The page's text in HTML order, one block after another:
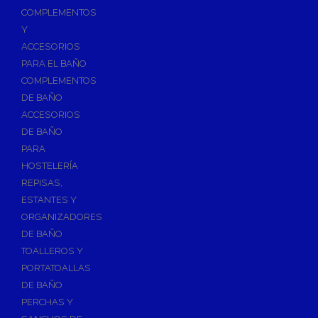
Válvulas para Calefacción
Válv. Mezcladora Termostática
Válvulas Motorizadas
Válvulas de Seguridad
Colectores de Calefacción
Bombas de Calor
Bombas de calor para ACS
Cocinas
Extractores de Cocina
Fregaderos
Grifería de Fregadero
Recambios de fregadero
Contra Incendios
COMPLEMENTOS
Y
ACCESORIOS
PARA EL BAÑO
COMPLEMENTOS
DE BAÑO
ACCESORIOS
DE BAÑO
PARA
HOSTELERÍA
REPISAS,
ESTANTES Y
ORGANIZADORES
DE BAÑO
TOALLEROS Y
PORTATOALLAS
DE BAÑO
PERCHAS Y